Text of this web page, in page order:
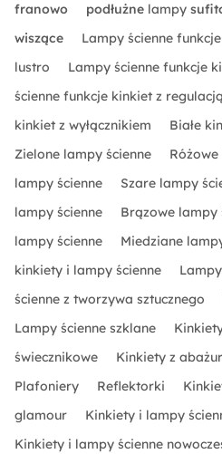
franowo
podłużne lampy
wiszące
Lampy ścienne
lustro
Lampy ścienne funkcje
ścienne funkcje kinkiet z regulacją
kinkiet z wyłącznikiem
Białe
Zielone lampy ścienne
lampy ścienne
Szare lampy
lampy ścienne
Brązowe lampy
lampy ścienne
Miedziane
kinkiety i lampy ścienne
ścienne z tworzywa sztucznego
Lampy ścienne szklane
świecznikowe
Kinkiety z
Plafoniery
Reflektorki
glamour
Kinkiety i lampy
Kinkiety i lampy ścienne